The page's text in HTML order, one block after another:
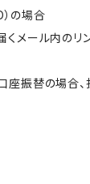
の場合
くメール内のリ
振替の場合